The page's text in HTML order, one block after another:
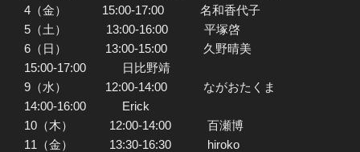
4（金） 15:00-17:00 名和香代子
5（土） 13:00-16:00 平塚啓
6（日） 13:00-15:00 久野晴美
15:00-17:00 日比野靖
9（水） 12:00-14:00 ながおたくま
14:00-16:00 Erick
10（木） 12:00-14:00 百瀬博
11（金） 13:30-16:30 hiroko